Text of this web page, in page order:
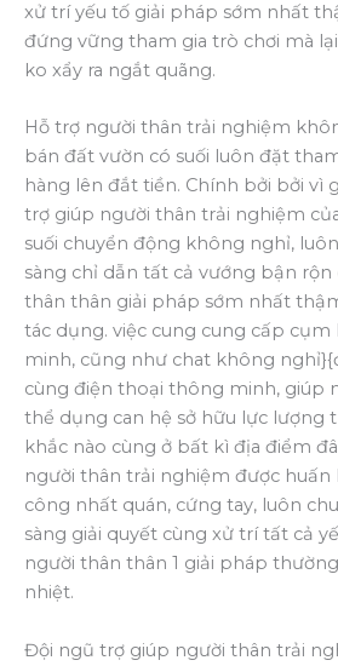
xử trí yếu tố giải pháp sớm nhất
đứng vững tham gia trò chơi mà
ko xẩy ra ngắt quãng.
Hỗ trợ người thân trải nghiệm
bán đất vườn có suối luôn đặt
hàng lên đắt tiền. Chính bởi bởi vì
trợ giúp người thân trải nghiệm
suối chuyển động không nghỉ,
sàng chỉ dẫn tất cả vướng bận
thân thân giải pháp sớm nhất
tác dụng. việc cung cung cấp cụm
minh, cũng như chat không
cùng điện thoại thông minh, giúp
thể dụng can hệ sở hữu lực lượng
khắc nào cùng ở bất kì địa điểm
người thân trải nghiệm được huấn
công nhất quán, cứng tay, luôn
sàng giải quyết cùng xử trí tất cả
người thân thân 1 giải pháp
nhiệt.
Đội ngũ trợ giúp người thân trải